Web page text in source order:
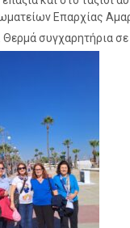
Επαρχίας
συγχαρητήρια σε